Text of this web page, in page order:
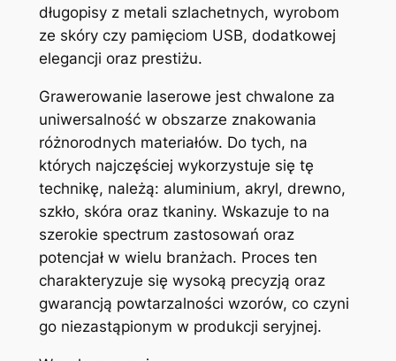
długopisy z metali szlachetnych, wyrobom
ze skóry czy pamięciom USB, dodatkowej
elegancji oraz prestiżu.
Grawerowanie laserowe jest chwalone za
uniwersalność w obszarze znakowania
różnorodnych materiałów. Do tych, na
których najczęściej wykorzystuje się tę
technikę, należą: aluminium, akryl, drewno,
szkło, skóra oraz tkaniny. Wskazuje to na
szerokie spectrum zastosowań oraz
potencjał w wielu branżach. Proces ten
charakteryzuje się wysoką precyzją oraz
gwarancją powtarzalności wzorów, co czyni
go niezastąpionym w produkcji seryjnej.